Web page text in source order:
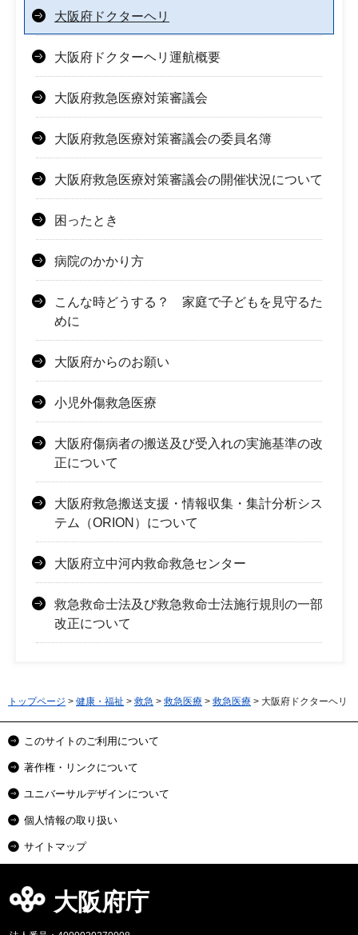
大阪府ドクターヘリ
大阪府ドクターヘリ運航概要
大阪府救急医療対策審議会
大阪府救急医療対策審議会の委員名簿
大阪府救急医療対策審議会の開催状況について
困ったとき
病院のかかり方
こんな時どうする？ 家庭で子どもを見守るた
めに
大阪府からのお願い
小児外傷救急医療
大阪府傷病者の搬送及び受入れの実施基準の改
正について
大阪府救急搬送支援・情報収集・集計分析シス
テム（ORION）について
大阪府立中河内救命救急センター
救急救命士法及び救急救命士法施行規則の一部
改正について
トップページ > 健康・福祉 > 救急 > 救急医療 > 救急医療 > 大阪府ドクターヘリ
このサイトのご利用について
著作権・リンクについて
ユニバーサルデザインについて
個人情報の取り扱い
サイトマップ
大阪府庁